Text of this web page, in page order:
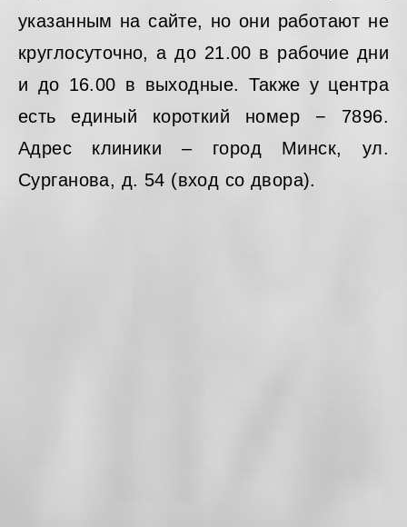
указанным на сайте, но они работают не
круглосуточно, а до 21.00 в рабочие дни
и до 16.00 в выходные. Также у центра
есть единый короткий номер − 7896.
Адрес клиники – город Минск, ул.
Сурганова, д. 54 (вход со двора).